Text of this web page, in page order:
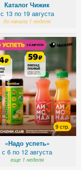
Каталог Чижик
с 13 по 19 августа
до начала 1 неделя
9 стр.
«Надо успеть»
с 6 по 12 августа
еще 1 неделя